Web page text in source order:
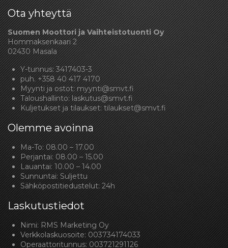
Ota yhteyttä
Suomen Moottori ja Vaihteistotuonti Oy
Hommaksenkaari 2
02430 Masala
Y-tunnus: 3417403-3
puh.+358 40 417 4170
Myynti ja ostot:myynti@smvt.fi
Taloushallinto:laskutus@smvt.fi
Kuljetukset ja tilaukset:tilaukset@smvt.fi
Olemme avoinna
Ma-To: 08.00 – 17.00
Perjantai: 08.00 – 15.00
Lauantai: 10.00 – 14.00
Sunnuntai: Suljettu
Sähköpostitiedustelut: 24h
Laskutustiedot
Nimi: RMS Marketing Oy
Verkkolaskuosoite: 003734174033
Operaattoritunnus: 003721291126